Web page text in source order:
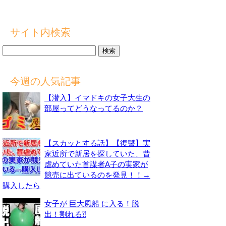
サイト内検索
今週の人気記事
【潜入】イマドキの女子大生の
部屋ってどうなってるのか？
【スカッとする話】【復讐】実
家近所で新居を探していた、昔
虐めていた首謀者A子の実家が
競売に出ているのを発見！！→
購入したら
女子が 巨大風船 に入る！脱
出！割れる⁈